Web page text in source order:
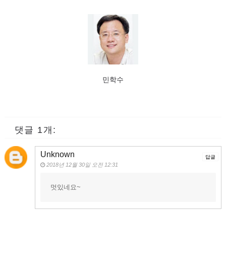
민학수
댓글 1개:
Unknown
2018년 12월 30일 오전 12:31
멋있네요~
답글